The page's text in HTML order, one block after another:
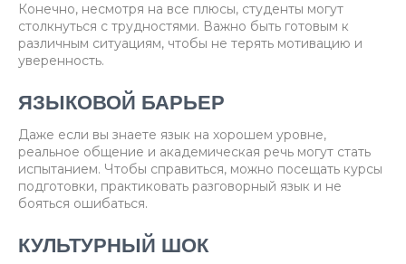
Конечно, несмотря на все плюсы, студенты могут
столкнуться с трудностями. Важно быть готовым к
различным ситуациям, чтобы не терять мотивацию и
уверенность.
ЯЗЫКОВОЙ БАРЬЕР
Даже если вы знаете язык на хорошем уровне,
реальное общение и академическая речь могут стать
испытанием. Чтобы справиться, можно посещать курсы
подготовки, практиковать разговорный язык и не
бояться ошибаться.
КУЛЬТУРНЫЙ ШОК